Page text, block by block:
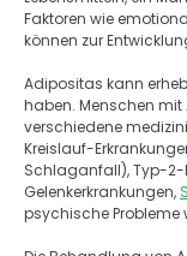
Faktoren wie
können zur
Adipositas kann
haben. Menschen mit
verschiedene
Kreislauf-
Schlaganfall), Typ-2-
Gelenkerkrankungen,
psychische Probleme